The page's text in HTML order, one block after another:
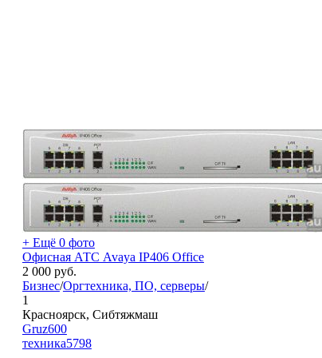
+ Ещё 0 фото
Офисная АТС Avaya IP406 Office
2 000 руб.
Бизнес/Оргтехника, ПО, серверы/
1
Красноярск, Сибтяжмаш
Gruz600
техника5798